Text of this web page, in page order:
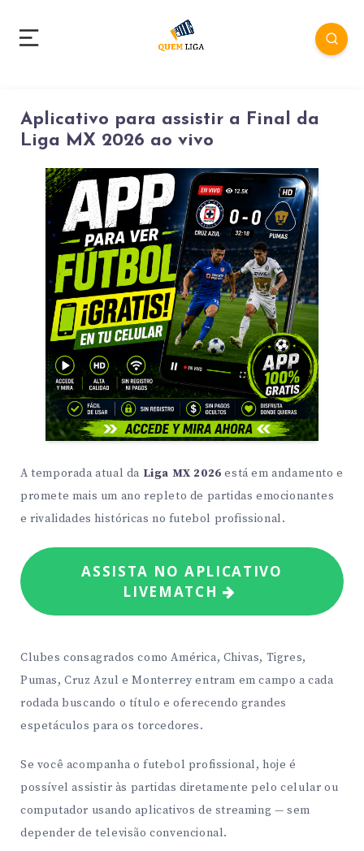
Aplicativo para assistir a Final da
Liga MX 2026 ao vivo
A temporada atual da Liga MX 2026 está em andamento e
promete mais um ano repleto de partidas emocionantes
e rivalidades históricas no futebol profissional.
ASSISTA NO APLICATIVO
LIVEMATCH
Clubes consagrados como América, Chivas, Tigres,
Pumas, Cruz Azul e Monterrey entram em campo a cada
rodada buscando o título e oferecendo grandes
espetáculos para os torcedores.
Se você acompanha o futebol profissional, hoje é
possível assistir às partidas diretamente pelo celular ou
computador usando aplicativos de streaming — sem
depender de televisão convencional.